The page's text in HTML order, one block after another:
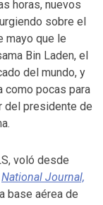
horas, nuevos
sobre el
mayo que le
Bin Laden, el
del mundo, y
como pocas para
del presidente de
voló desde
National Journal,
base aérea de